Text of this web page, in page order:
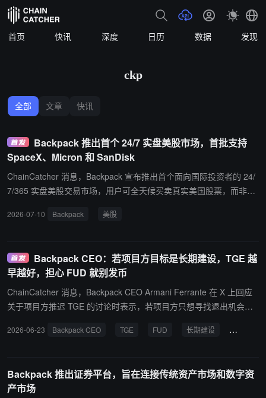
首页 快讯 深度 日历 数据 发现
ckp
全部 文章 快讯
Backpack 推出首个 24/7 实盘美股市场，首批支持
SpaceX、Micron 和 SanDisk
ChainCatcher 消息，Backpack 宣布推出首个面向国际投资者的 24/
7/365 实盘美股交易市场，用户可全天候买卖真实美国股票，而非合
和 SanDisk（SNDK）。 Backpack 表示，平台提供真实股权持有、
平台上实现传统证券与代币化股票之间的 1:1 转换。
2026-07-10 Backpack 美股
Backpack CEO：若项目方目标是长期建设，TGE 越
早越好，担心 FUD 就别发币
ChainCatcher 消息，Backpack CEO Armani Ferrante 在 X 上回应
关于项目方推迟 TGE 的讨论时表示，若项目方只想寻找退出机会，
E”；若担心市场恐慌情绪（FUD），则根本不应发行代币。 Ferrante
的项目当初按时完成空投，市场状况会好得多，因为“市场需要流动
性，空投是获得流动性的最佳方式之一”。
2026-06-23 Backpack CEO TGE FUD 长期建设 流动性
Backpack 推出证券平台，旨在连接传统资产市场和数字资
产市场